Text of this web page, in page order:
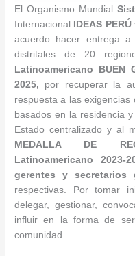
El Organismo Mundial
Internacional
IDEAS PERÚ
acuerdo hacer entrega a
distritales de 20
Latinoamericano
BUEN
2025, por recuperar la
respuesta a las exigencias
basados en la residencia
Estado centralizado y al
MEDALLA DE
Latinoamericano 2023-
gerentes y secretarios
respectivas. Por tomar
delegar, gestionar,
influir en la forma de
comunidad.